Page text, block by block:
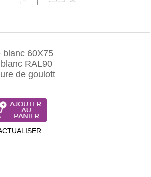
blanc 60X75
RAL90
de goulott